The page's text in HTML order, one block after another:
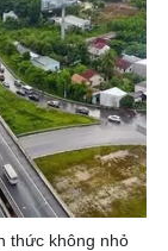
thức không nhỏ